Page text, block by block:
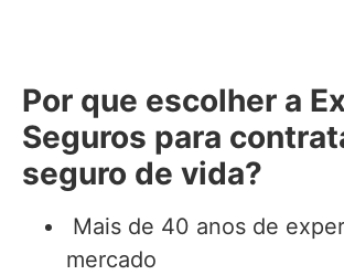
Por que escolher a
Seguros para
seguro de vida?
Mais de 40 anos de
mercado